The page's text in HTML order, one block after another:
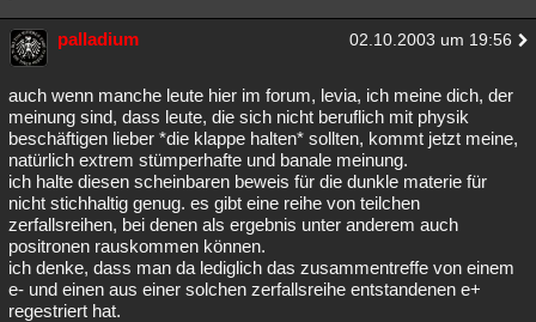
Musik Clash Verbesserungen Allmystery English
Übersichten
Besucht Teilgenommen Alle Neue Geschlossen
Lesenswert Schlüsselwörter
palladium 02.10.2003 um 19:56
auch wenn manche leute hier im forum, levia, ich meine dich, der
meinung sind, dass leute, die sich nicht beruflich mit physik
beschäftigen lieber *die klappe halten* sollten, kommt jetzt meine,
natürlich extrem stümperhafte und banale meinung.
ich halte diesen scheinbaren beweis für die dunkle materie für
nicht stichhaltig genug. es gibt eine reihe von teilchen
zerfallsreihen, bei denen als ergebnis unter anderem auch
positronen rauskommen können.
ich denke, dass man da lediglich das zusammentreffe von einem
e- und einen aus einer solchen zerfallsreihe entstandenen e+
regestriert hat.